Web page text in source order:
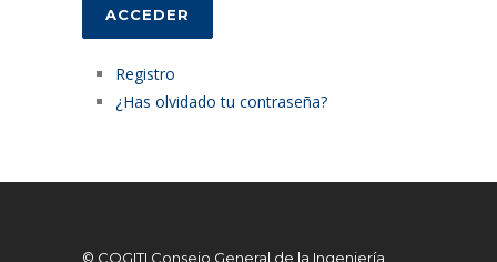
ACCEDER
Registro
¿Has olvidado tu contraseña?
© COGITI Consejo General de la Ingeniería